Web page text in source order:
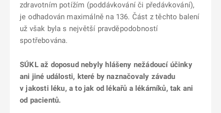
zdravotním potížím (poddávkování či předávkování),
je odhadován maximálně na 136. Část z těchto balení
už však byla s největší pravděpodobností
spotřebována.
SÚKL až doposud nebyly hlášeny nežádoucí účinky
ani jiné události, které by naznačovaly závadu
v jakosti léku, a to jak od lékařů a lékárníků, tak ani
od pacientů.